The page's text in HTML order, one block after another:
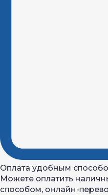
Оплата удобным
Можете оплатить
способом, онлайн-